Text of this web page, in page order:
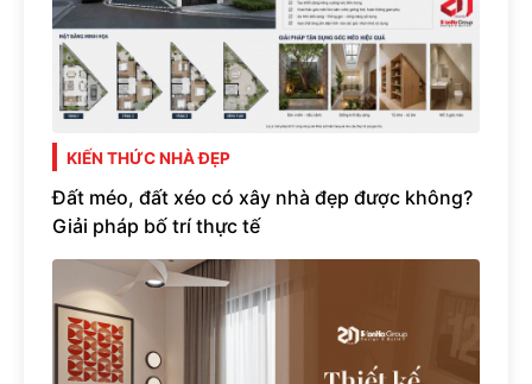
KIẾN THỨC NHÀ ĐẸP
Đất méo, đất xéo có xây nhà đẹp được không?
Giải pháp bố trí thực tế